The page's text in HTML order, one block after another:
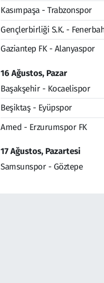
Kasımpaşa - Trabzonspor
Gençlerbirliği S.K. -
Gaziantep FK - Alanyaspor
16 Ağustos, Pazar
Başakşehir - Kocaelispor
Beşiktaş - Eyüpspor
Amed - Erzurumspor FK
17 Ağustos, Pazartesi
Samsunspor - Göztepe